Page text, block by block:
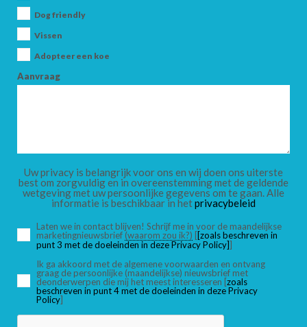
Dog friendly
Vissen
Adopteer een koe
Aanvraag
Uw privacy is belangrijk voor ons en wij doen ons uiterste
best om zorgvuldig en in overeenstemming met de geldende
wetgeving met uw persoonlijke gegevens om te gaan. Alle
informatie is beschikbaar in hetprivacybeleid
Laten we in contact blijven! Schrijf me in voor de maandelijkse
marketingnieuwsbrief (waarom zou ik?) [[zoals beschreven in
punt 3 met de doeleinden in deze Privacy Policy]]
Ik ga akkoord met de algemene voorwaarden en ontvang
graag de persoonlijke (maandelijkse) nieuwsbrief met
deonderwerpen die mij het meest interesseren [zoals
beschreven in punt 4 met de doeleinden in deze Privacy
Policy]